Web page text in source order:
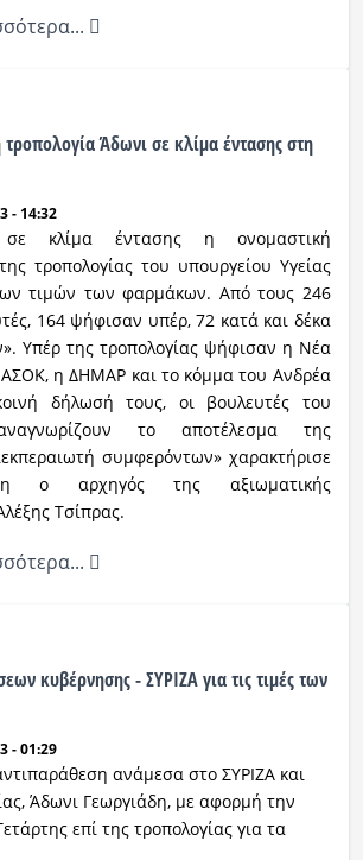
Άδωνι σε κλίμα έντασης στη
- 14:32
σε κλίμα έντασης η ονομαστική
τροπολογίας του υπουργείου Υγείας
τιμών των φαρμάκων. Από τους 246
164 ψήφισαν υπέρ, 72 κατά και δέκα
Υπέρ της τροπολογίας ψήφισαν η Νέα
η ΔΗΜΑΡ και το κόμμα του Ανδρέα
δήλωσή τους, οι βουλευτές του
το αποτέλεσμα της
συμφερόντων» χαρακτήρισε
ο αρχηγός της αξιωματικής
Τσίπρας.
κυβέρνησης - ΣΥΡΙΖΑ για τις τιμές των
- 01:29
ανάμεσα στο ΣΥΡΙΖΑ και
Άδωνι Γεωργιάδη, με αφορμή την
επί της τροπολογίας για τα